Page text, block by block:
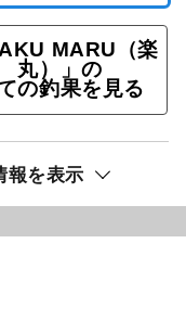
MARU（楽
丸）」の
の釣果を見る
報を表示